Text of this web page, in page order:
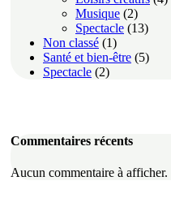
Musique (2)
Spectacle (13)
Non classé (1)
Santé et bien-être (5)
Spectacle (2)
Commentaires récents
Aucun commentaire à afficher.